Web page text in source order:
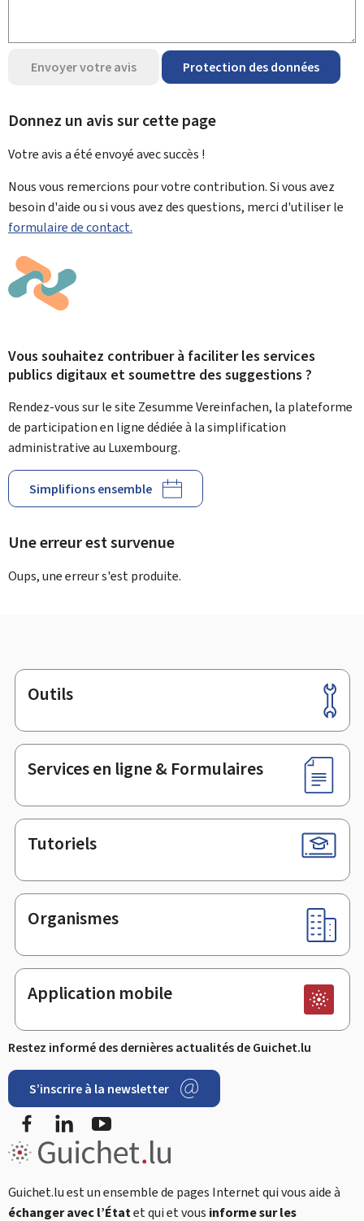
Envoyer votre avis Protection des données
Donnez un avis sur cette page
Votre avis a été envoyé avecsuccès !
Nous vous remercions pour votre contribution. Si vous avez
besoin d'aide ou si vous avez des questions, merci d'utiliser le
formulaire de contact.
Vous souhaitez contribuer à faciliter les services
publics digitaux et soumettre des suggestions ?
Rendez-vous sur le site Zesumme Vereinfachen, la plateforme
de participation en ligne dédiée à la simplification
administrative au Luxembourg.
Simplifions ensemble
Une erreur est survenue
Oups, une erreur s'est produite.
Pied
de
page
Outils
Services en ligne & Formulaires
Tutoriels
Organismes
Application mobile
Restez informé des dernières actualités de Guichet.lu
S’inscrire à la newsletter
FacebookLinkedIn
Guichet.lu est un ensemble de pages Internet qui vous aide à
échanger avec l’Étatet qui et vous informe sur les